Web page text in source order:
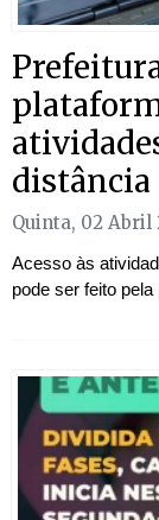
distância
Quinta, 02 Abril
Acesso às
pode ser feito